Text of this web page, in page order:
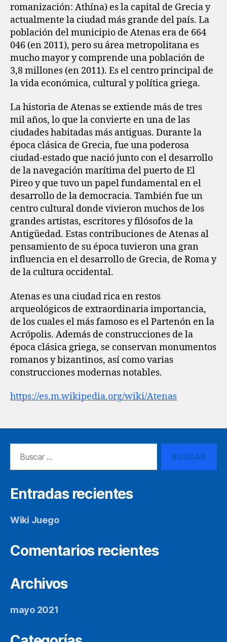
romanización: Athína) es la capital de Grecia y
actualmente la ciudad más grande del país. La
población del municipio de Atenas era de 664
046 (en 2011), pero su área metropolitana es
mucho mayor y comprende una población de
3,8 millones (en 2011). Es el centro principal de
la vida económica, cultural y política griega.
La historia de Atenas se extiende más de tres
mil años, lo que la convierte en una de las
ciudades habitadas más antiguas. Durante la
época clásica de Grecia, fue una poderosa
ciudad-estado que nació junto con el desarrollo
de la navegación marítima del puerto de El
Pireo y que tuvo un papel fundamental en el
desarrollo de la democracia. También fue un
centro cultural donde vivieron muchos de los
grandes artistas, escritores y filósofos de la
Antigüedad. Estas contribuciones de Atenas al
pensamiento de su época tuvieron una gran
influencia en el desarrollo de Grecia, de Roma y
de la cultura occidental.
Atenas es una ciudad rica en restos
arqueológicos de extraordinaria importancia,
de los cuales el más famoso es el Partenón en la
Acrópolis. Además de construcciones de la
época clásica griega, se conservan monumentos
romanos y bizantinos, así como varias
construcciones modernas notables.
https://es.m.wikipedia.org/wiki/Atenas
Entradas recientes
Wiki Juego
Comentarios recientes
Archivos
mayo 2021